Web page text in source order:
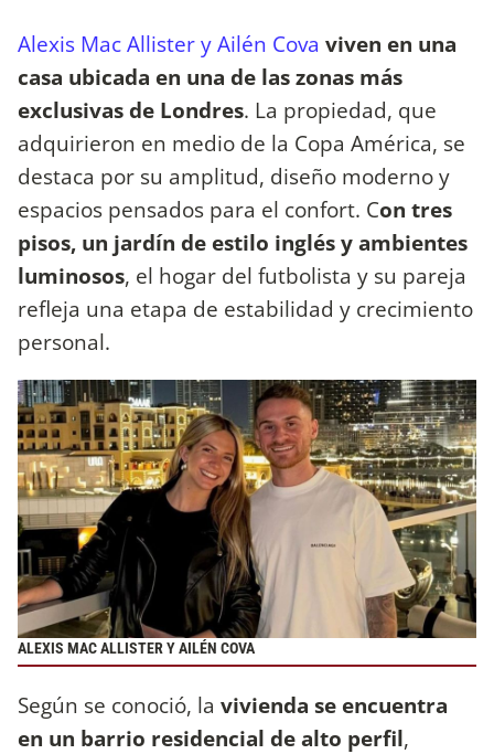
Alexis Mac Allister y Ailén Cova viven en una
casa ubicada en una de las zonas más
exclusivas de Londres. La propiedad, que
adquirieron en medio de la Copa América, se
destaca por su amplitud, diseño moderno y
espacios pensados para el confort. Con tres
pisos, un jardín de estilo inglés y ambientes
luminosos, el hogar del futbolista y su pareja
refleja una etapa de estabilidad y crecimiento
personal.
ALEXIS MAC ALLISTER Y AILÉN COVA
Según se conoció, la vivienda se encuentra
en un barrio residencial de alto perfil,